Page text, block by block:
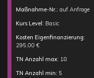
Maßnahme-Nr.: auf Anfrage
Kurs Level: Basic
Kosten Eigenfinanzierung:
295,00 €
TN Anzahl max: 18
TN Anzahl min: 5